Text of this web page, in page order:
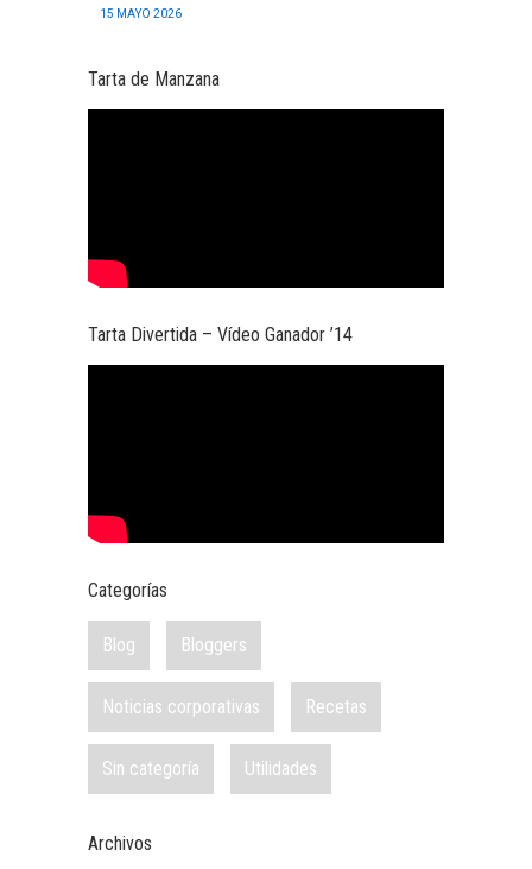
15 MAYO 2026
Tarta de Manzana
Tarta Divertida – Vídeo Ganador ’14
Categorías
Blog Bloggers
Noticias corporativas Recetas
Sin categoría Utilidades
Archivos